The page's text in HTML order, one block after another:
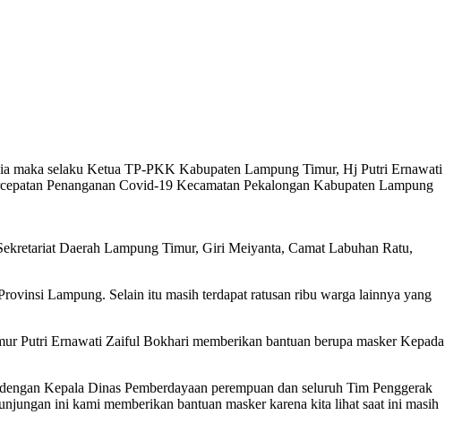
maka selaku Ketua TP-PKK Kabupaten Lampung Timur, Hj Putri Ernawati
Penanganan Covid-19 Kecamatan Pekalongan Kabupaten Lampung
Daerah Lampung Timur, Giri Meiyanta, Camat Labuhan Ratu,
Lampung. Selain itu masih terdapat ratusan ribu warga lainnya yang
Putri Ernawati Zaiful Bokhari memberikan bantuan berupa masker Kepada
Kepala Dinas Pemberdayaan perempuan dan seluruh Tim Penggerak
ini kami memberikan bantuan masker karena kita lihat saat ini masih